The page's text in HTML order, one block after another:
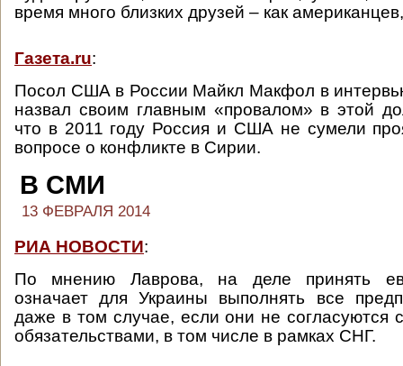
время много близких друзей – как
Газета.ru:
Посол США в России Майкл Макфол в
назвал своим главным «провалом» в этой
что в 2011 году Россия и США не сумели
вопросе о конфликте в Сирии.
В СМИ
13 ФЕВРАЛЯ 2014
РИА НОВОСТИ:
По мнению Лаврова, на деле принять
означает для Украины выполнять все
даже в том случае, если они не
обязательствами, в том числе в рамках СНГ.